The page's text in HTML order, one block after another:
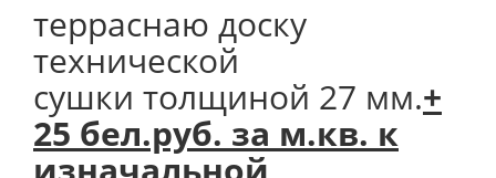
терраснаю доску
технической
сушки толщиной 27 мм.+
25 бел.руб. за м.кв. к